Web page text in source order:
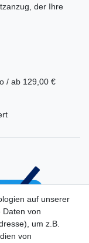
der Ihre
/ ab 129,00 €
auf unserer
Daten von
um z.B.
von